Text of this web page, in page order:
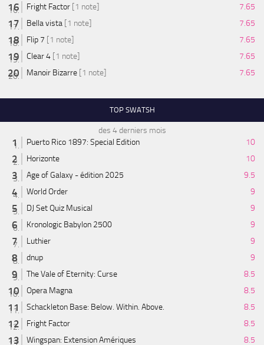
Fright Factor [1 note]
7.65
Bella vista [1 note]
7.65
Flip 7 [1 note]
7.65
Clear 4 [1 note]
7.65
Manoir Bizarre [1 note] 7.65
TOP SWATSH
des 4 derniers mois
Puerto Rico 1897: Special Edition
10
Horizonte
10
Age of Galaxy - édition 2025
9.5
World Order
9
DJ Set Quiz Musical
9
Kronologic Babylon 2500
9
Luthier
9
dnup
9
The Vale of Eternity: Curse
8.5
Opera Magna
8.5
Schackleton Base: Below. Within. Above.
8.5
Fright Factor
8.5
Wingspan: Extension Amériques
8.5